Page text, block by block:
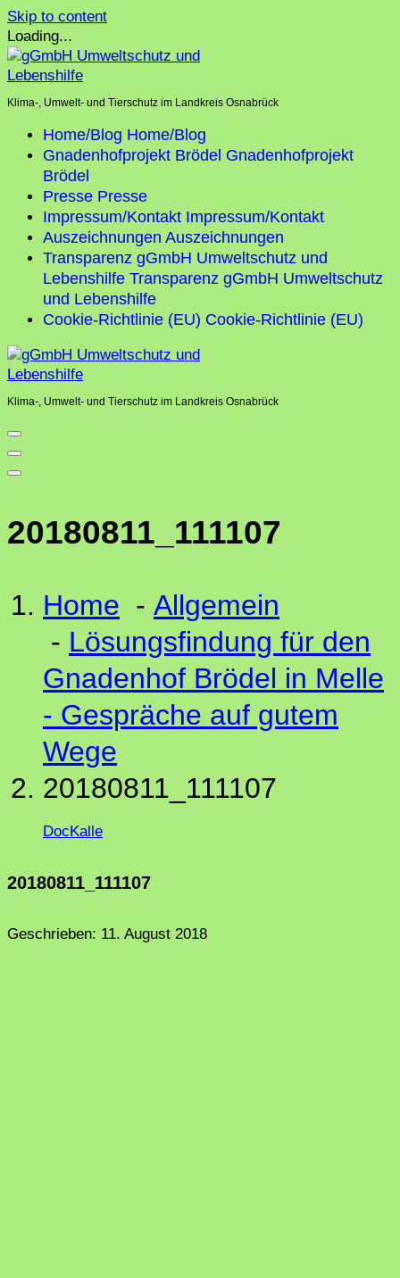
Skip to content
Loading...
Klima-, Umwelt- und Tierschutz im Landkreis Osnabrück
Home/Blog Home/Blog
Gnadenhofprojekt Brödel Gnadenhofprojekt
Brödel
Presse Presse
Impressum/Kontakt Impressum/Kontakt
Auszeichnungen Auszeichnungen
Transparenz gGmbH Umweltschutz und
Lebenshilfe Transparenz gGmbH Umweltschutz
und Lebenshilfe
Cookie-Richtlinie (EU) Cookie-Richtlinie (EU)
Klima-, Umwelt- und Tierschutz im Landkreis Osnabrück
20180811_111107
Home - Allgemein
- Lösungsfindung für den
Gnadenhof Brödel in Melle
- Gespräche auf gutem
Wege
20180811_111107
DocKalle
20180811_111107
Geschrieben: 11. August 2018